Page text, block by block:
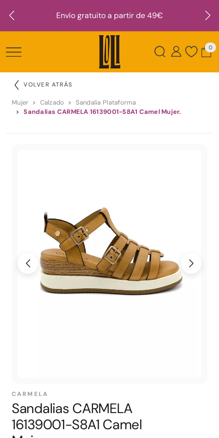
Envío gratuito a partir de 49€
0
VOLVER ATRÁS
Mujer Calzado
Sandalia Plataforma
Sandalias CARMELA 16139001-S8A1 Camel Mujer.
CARMELA
Sandalias CARMELA
16139001-S8A1 Camel